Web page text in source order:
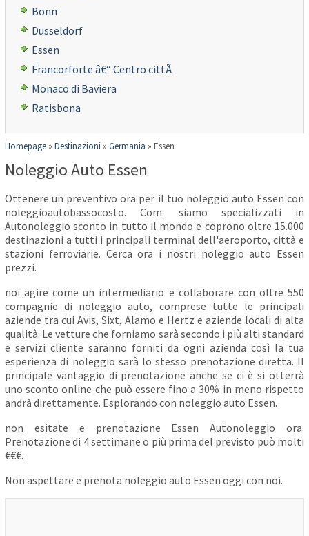
Bonn
Dusseldorf
Essen
Francorforte â€“ Centro cittÃ
Monaco di Baviera
Ratisbona
Homepage » Destinazioni » Germania » Essen
Noleggio Auto Essen
Ottenere un preventivo ora per il tuo noleggio auto Essen con
noleggioautobassocosto. Com. siamo specializzati in
Autonoleggio sconto in tutto il mondo e coprono oltre 15.000
destinazioni a tutti i principali terminal dell'aeroporto, città e
stazioni ferroviarie. Cerca ora i nostri noleggio auto Essen
prezzi.
noi agire come un intermediario e collaborare con oltre 550
compagnie di noleggio auto, comprese tutte le principali
aziende tra cui Avis, Sixt, Alamo e Hertz e aziende locali di alta
qualità. Le vetture che forniamo sarà secondo i più alti standard
e servizi cliente saranno forniti da ogni azienda così la tua
esperienza di noleggio sarà lo stesso prenotazione diretta. Il
principale vantaggio di prenotazione anche se ci è si otterrà
uno sconto online che può essere fino a 30% in meno rispetto
andrà direttamente. Esplorando con noleggio auto Essen.
non esitate e prenotazione Essen Autonoleggio ora.
Prenotazione di 4 settimane o più prima del previsto può molti
€€€.
Non aspettare e prenota noleggio auto Essen oggi con noi.